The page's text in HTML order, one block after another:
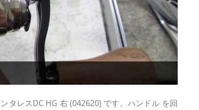
タレスDC HG 右 (042620) です。ハンドル を回